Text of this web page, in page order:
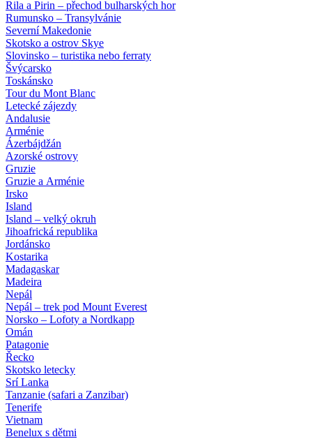
Rila a Pirin – přechod bulharských hor
Rumunsko – Transylvánie
Severní Makedonie
Skotsko a ostrov Skye
Slovinsko – turistika nebo ferraty
Švýcarsko
Toskánsko
Tour du Mont Blanc
Letecké zájezdy
Andalusie
Arménie
Ázerbájdžán
Azorské ostrovy
Gruzie
Gruzie a Arménie
Irsko
Island
Island – velký okruh
Jihoafrická republika
Jordánsko
Kostarika
Madagaskar
Madeira
Nepál
Nepál – trek pod Mount Everest
Norsko – Lofoty a Nordkapp
Omán
Patagonie
Řecko
Skotsko letecky
Srí Lanka
Tanzanie (safari a Zanzibar)
Tenerife
Vietnam
Benelux s dětmi